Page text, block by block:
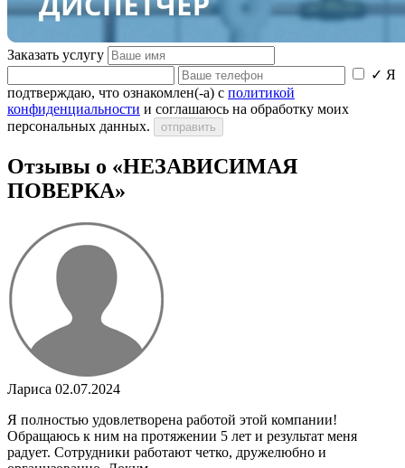
Заказать услугу
✓ Я
подтверждаю, что ознакомлен(-а) с политикой
конфиденциальности и соглашаюсь на обработку моих
персональных данных.
отправить
Отзывы о «НЕЗАВИСИМАЯ
ПОВЕРКА»
Лариса 02.07.2024
Я полностью удовлетворена работой этой компании!
Обращаюсь к ним на протяжении 5 лет и результат меня
радует. Сотрудники работают четко, дружелюбно и